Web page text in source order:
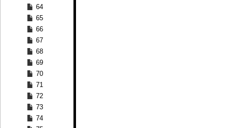
64
65
66
67
68
69
70
71
72
73
74